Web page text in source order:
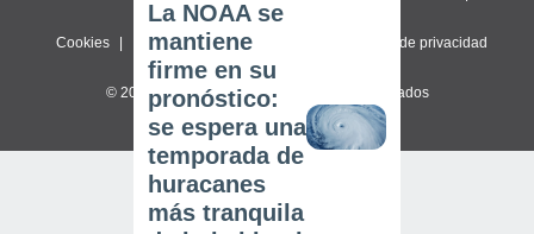
Cookies Política de privacidad Configuración de privacidad
© 2026 Meteored. Todos los derechos reservados
La NOAA se
mantiene
firme en su
pronóstico:
se espera una
temporada de
huracanes
más tranquila